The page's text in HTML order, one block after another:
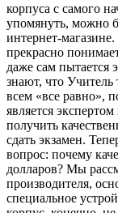
корпуса с самого
упомянуть, можно
интернет-
прекрасно
даже сам пытается
знают, что
всем «все равно»,
является
получить
сдать экзамен.
вопрос: почему
долларов? Мы
производителя,
специальное